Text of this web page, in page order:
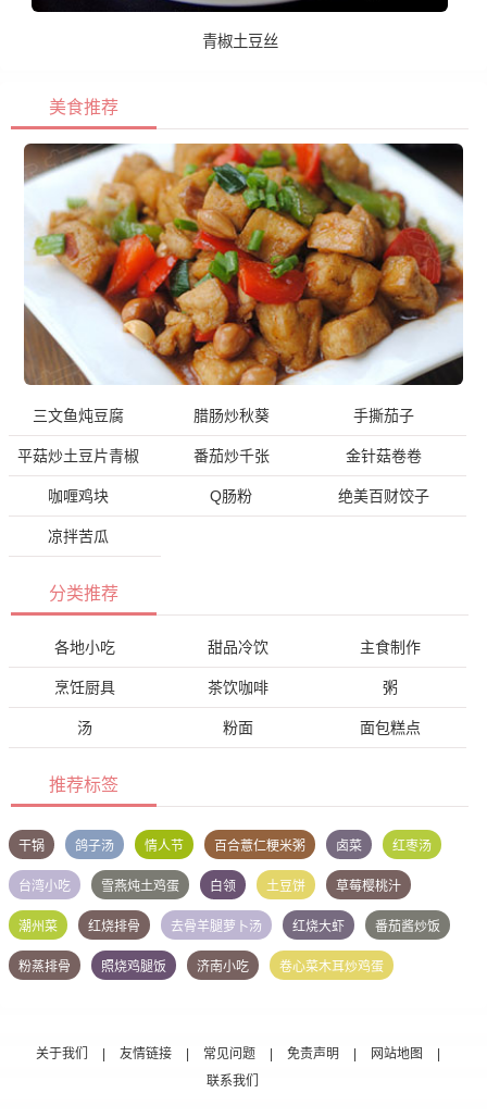
青椒土豆丝
美食推荐
三文鱼炖豆腐 腊肠炒秋葵 手撕茄子
平菇炒土豆片青椒 番茄炒千张 金针菇卷卷
咖喱鸡块 Q肠粉 绝美百财饺子
凉拌苦瓜
分类推荐
各地小吃 甜品冷饮 主食制作
烹饪厨具 茶饮咖啡 粥
汤 粉面 面包糕点
推荐标签
干锅 鸽子汤 情人节 百合薏仁粳米粥 卤菜 红枣汤
台湾小吃 雪燕炖土鸡蛋 白领 土豆饼 草莓樱桃汁
潮州菜 红烧排骨 去骨羊腿萝卜汤 红烧大虾 番茄酱炒饭
粉蒸排骨 照烧鸡腿饭 济南小吃 卷心菜木耳炒鸡蛋
关于我们 | 友情链接 | 常见问题 | 免责声明 | 网站地图
|
联系我们